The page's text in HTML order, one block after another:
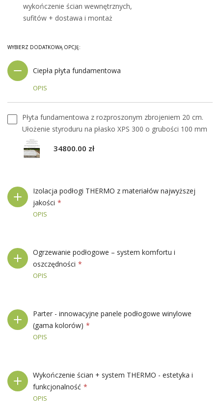
wykończenie ścian wewnętrznych,
sufitów + dostawa i montaż
WYBIERZ DODATKOWĄ OPCJĘ:
Ciepła płyta fundamentowa
OPIS
Płyta fundamentowa z rozproszonym zbrojeniem 20 cm.
Ułożenie styroduru na płasko XPS 300 o grubości 100 mm
34800.00 zł
Izolacja podłogi THERMO z materiałów najwyższej
jakości
OPIS
Ogrzewanie podłogowe – system komfortu i
oszczędności
OPIS
Parter - innowacyjne panele podłogowe winylowe
(gama kolorów)
OPIS
Wykończenie ścian + system THERMO - estetyka i
funkcjonalność
OPIS